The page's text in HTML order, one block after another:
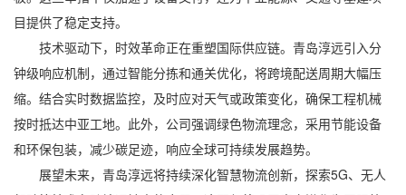
目提供了稳定支持。
技术驱动下，时效革命正在重塑国际供应链。青岛淳远引入分
钟级响应机制，通过智能分拣和通关优化，将跨境配送周期大幅压
缩。结合实时数据监控，及时应对天气或政策变化，确保工程机械
按时抵达中亚工地。此外，公司强调绿色物流理念，采用节能设备
和环保包装，减少碳足迹，响应全球可持续发展趋势。
展望未来，青岛淳远将持续深化智慧物流创新，探索5G、无人